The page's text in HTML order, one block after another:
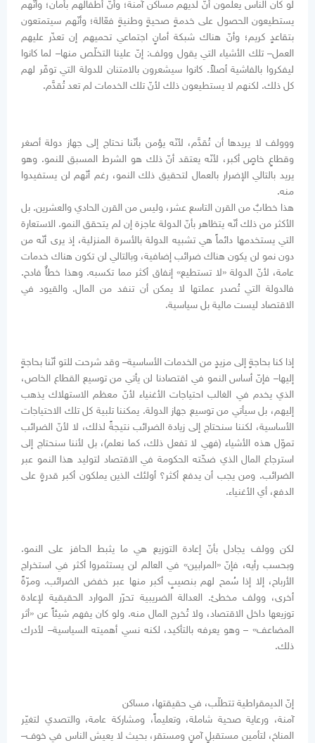
لو كان الناس يعلمون أنّ لديهم مساكن آمنة؛ وأنّ أطفالهم بأمان؛ وأنّهم
يستطيعون الحصول على خدمةٍ صحيةٍ وطنيةٍ فعّالة؛ وأنّهم سيتمتعون
بتقاعدٍ كريم؛ وأنّ هناك شبكة أمانٍ اجتماعي تحميهم إن تعذّر عليهم
العمل– تلك الأشياء التي يقول وولف: إنّ علينا التخلّص منها– لما كانوا
ليفكروا بالفاشية أصلاً. كانوا سيشعرون بالامتنان للدولة التي توفّر لهم
كل ذلك. لكنهم لا يستطيعون ذلك لأنّ تلك الخدمات لم تعد تُقدَّم.
ووولف لا يريدها أن تُقدَّم، لأنّه يؤمن بأنّنا نحتاج إلى جهاز دولة أصغر
وقطاعٍ خاصٍ أكبر، لأنّه يعتقد أنّ ذلك هو الشرط المسبق للنمو. وهو
يريد بالتالي الإضرار بالعمال لتحقيق ذلك النمو، رغم أنّهم لن يستفيدوا
منه.
هذا خطابٌ من القرن التاسع عشر، وليس من القرن الحادي والعشرين. بل
الأكثر من ذلك أنّه يتظاهر بأنّ الدولة عاجزة إن لم يتحقق النمو. الاستعارة
التي يستخدمها دائماً هي تشبيه الدولة بالأسرة المنزلية، إذ يرى أنّه من
دون نمو لن يكون هناك ضرائب إضافية، وبالتالي لن تكون هناك خدمات
عامة، لأنّ الدولة «لا تستطيع» إنفاق أكثر مما تكسبه. وهذا خطأٌ فادح.
فالدولة التي تُصدر عملتها لا يمكن أن تنفد من المال. والقيود في
الاقتصاد ليست مالية بل سياسية.
إذا كنا بحاجةٍ إلى مزيدٍ من الخدمات الأساسية– وقد شرحت للتو أنّنا بحاجةٍ
إليها– فإنّ أساس النمو في اقتصادنا لن يأتي من توسيع القطاع الخاص،
الذي يخدم في الغالب احتياجات الأغنياء لأنّ معظم الاستهلاك يذهب
إليهم، بل سيأتي من توسيع جهاز الدولة. يمكننا تلبية كل تلك الاحتياجات
الأساسية، لكننا سنحتاج إلى زيادة الضرائب نتيجةً لذلك، لا لأنّ الضرائب
تموّل هذه الأشياء (فهي لا تفعل ذلك، كما نعلم)، بل لأننا سنحتاج إلى
استرجاع المال الذي ضخّته الحكومة في الاقتصاد لتوليد هذا النمو عبر
الضرائب. ومن يجب أن يدفع أكثر؟ أولئك الذين يملكون أكبر قدرةٍ على
الدفع، أي الأغنياء.
لكن وولف يجادل بأنّ إعادة التوزيع هي ما يثبط الحافز على النمو.
وبحسب رأيه، فإنّ «المرابين» في العالم لن يستثمروا أكثر في استخراج
الأرباح، إلا إذا سُمح لهم بنصيبٍ أكبر منها عبر خفض الضرائب. ومرّةً
أخرى، وولف مخطئ. العدالة الضريبية تحرّر الموارد الحقيقية لإعادة
توزيعها داخل الاقتصاد، ولا تُخرج المال منه. ولو كان يفهم شيئاً عن «أثر
المضاعف» – وهو يعرفه بالتأكيد، لكنه نسي أهميته السياسية– لأدرك
ذلك.
إنّ الديمقراطية تتطلّب، في حقيقتها، مساكن
آمنة، ورعاية صحية شاملة، وتعليماً، ومشاركة عامة، والتصدي لتغيّر
المناخ، لتأمين مستقبلٍ آمنٍ ومستقر، بحيث لا يعيش الناس في خوف–